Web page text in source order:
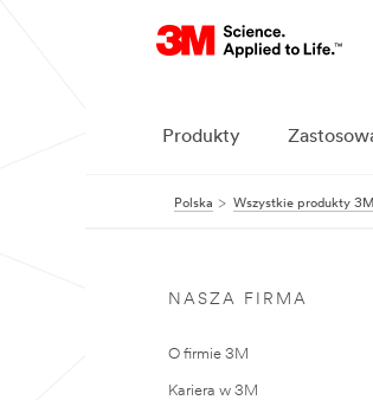
Produkty
Polska Wszystkie produkty 3M
NASZA FIRMA
O firmie 3M
Kariera w 3M